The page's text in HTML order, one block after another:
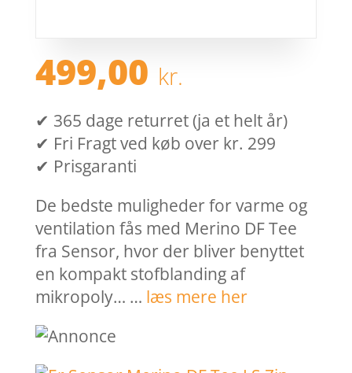
499,00 kr.
✔ 365 dage returret (ja et helt år)
✔ Fri Fragt ved køb over kr. 299
✔ Prisgaranti
De bedste muligheder for varme og
ventilation fås med Merino DF Tee
fra Sensor, hvor der bliver benyttet
en kompakt stofblanding af
mikropoly… … læs mere her